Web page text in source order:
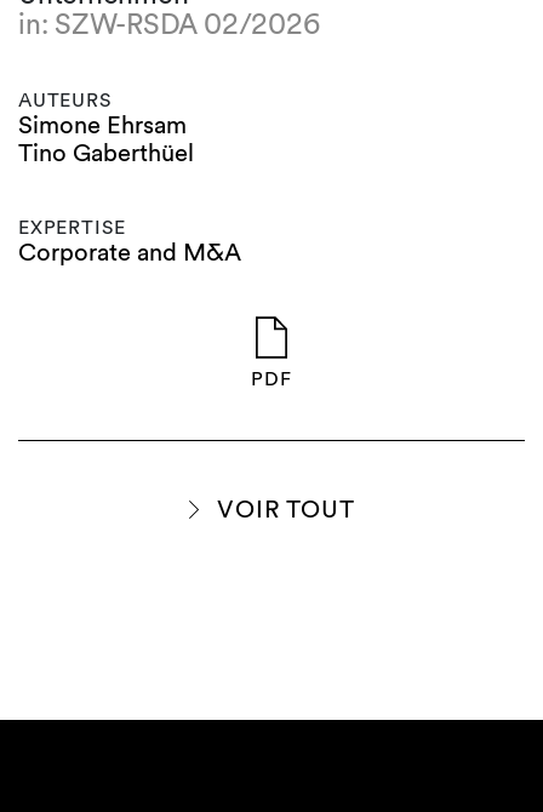
in: SZW-RSDA 02/2026
AUTEURS
Simone Ehrsam
Tino Gaberthüel
EXPERTISE
Corporate and M&A
PDF
VOIR TOUT